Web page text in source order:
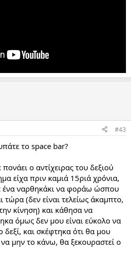
#43
το space bar?
ο αντίχειρας του δεξιού
είχα πριν καμιά 15ριά χρόνια,
ένα ναρθηκάκι να φοράω ώσπου
(δεν είναι τελείως άκαμπτο,
κίνηση) και κάθησα να
όμως δεν μου είναι εύκολο να
και σκέφτηκα ότι θα μου
να μην το κάνω, θα ξεκουραστεί ο